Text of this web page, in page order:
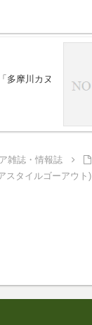
多摩川カヌ
雑誌・情報誌
スタイルゴーアウト